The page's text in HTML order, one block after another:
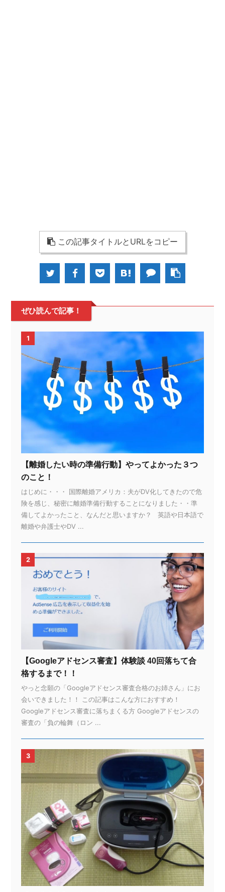
この記事タイトルとURLをコピー
ぜひ読んで記事！
1
【離婚したい時の準備行動】やってよかった３つ
のこと！
はじめに・・・ 国際離婚アメリカ：夫がDV化してきたので危
険を感じ、秘密に離婚準備行動することになりました・・準
備してよかったこと、なんだと思いますか？ 英語や日本語で
離婚や弁護士やDV ...
2
【Googleアドセンス審査】体験談 40回落ちて合
格するまで！！
やっと念願の「Googleアドセンス審査合格のお姉さん」にお
会いできました！！ この記事はこんな方におすすめ！
Googleアドセンス審査に落ちまくる方 Googleアドセンスの
審査の「負の輪舞（ロン ...
3